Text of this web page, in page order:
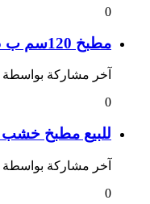
0
مطبخ 120سم ب 175
آخر مشاركة بواسطة
0
للبيع مطبخ خشب 175 جنيه وتكييف 950 جنيه
آخر مشاركة بواسطة
0